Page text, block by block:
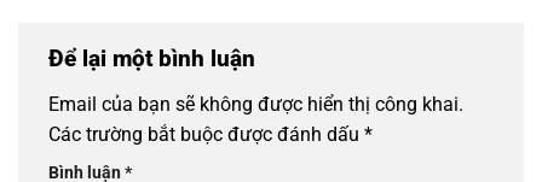
Để lại một bình luận
Email của bạn sẽ không được hiển thị công khai.
Các trường bắt buộc được đánh dấu *
Bình luận*